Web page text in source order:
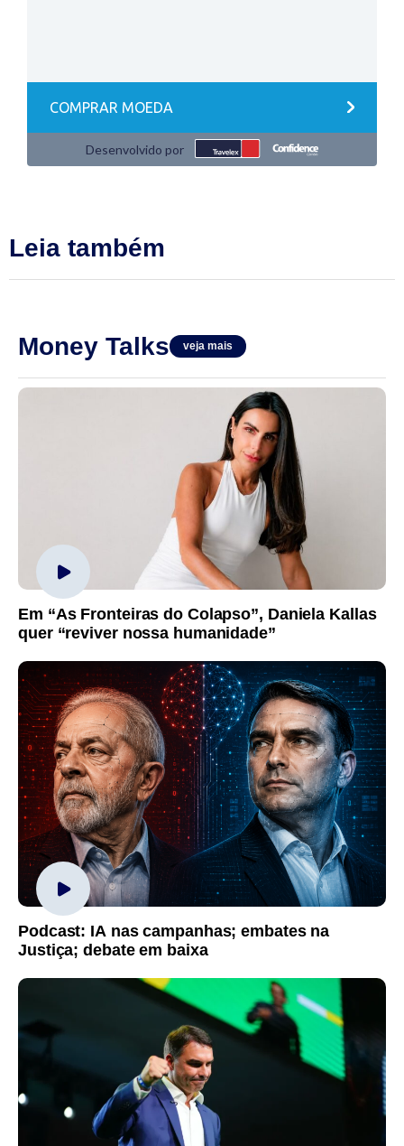
Leia também
Money Talks veja mais
Em “As Fronteiras do Colapso”, Daniela Kallas
quer “reviver nossa humanidade”
Podcast: IA nas campanhas; embates na
Justiça; debate em baixa